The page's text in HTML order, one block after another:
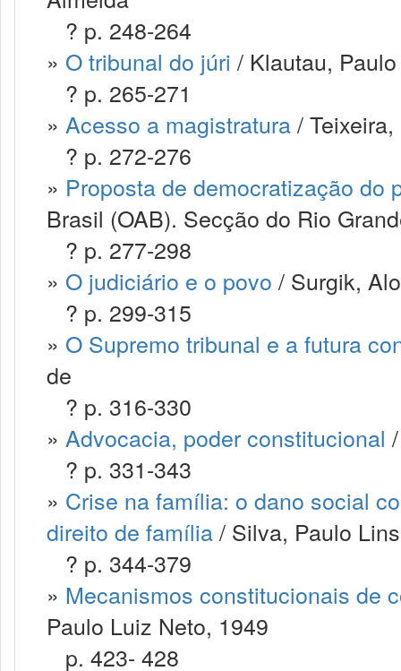
? p. 248-264
» O tribunal do júri / Klautau,
? p. 265-271
» Acesso a magistratura/
? p. 272-276
» Proposta de democratização do
Brasil (OAB). Secção do Rio
? p. 277-298
» O judiciário e o povo / Surgik,
? p. 299-315
» O Supremo tribunal e a futura
de
? p. 316-330
» Advocacia, poder constitucional
? p. 331-343
» Crise na família: o dano social
direito de família/ Silva, Paulo
? p. 344-379
» Mecanismos constitucionais de
Paulo Luiz Neto, 1949
p. 423- 428